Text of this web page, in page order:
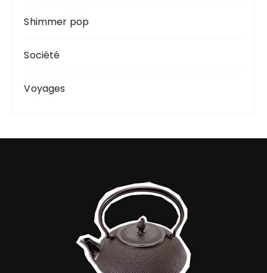
Shimmer pop
Société
Voyages